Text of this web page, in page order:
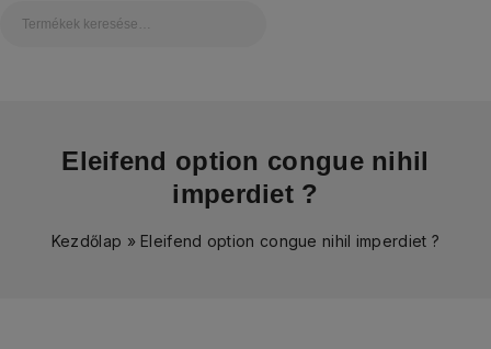
Eleifend option congue nihil
imperdiet ?
Kezdőlap » Eleifend option congue nihil imperdiet ?